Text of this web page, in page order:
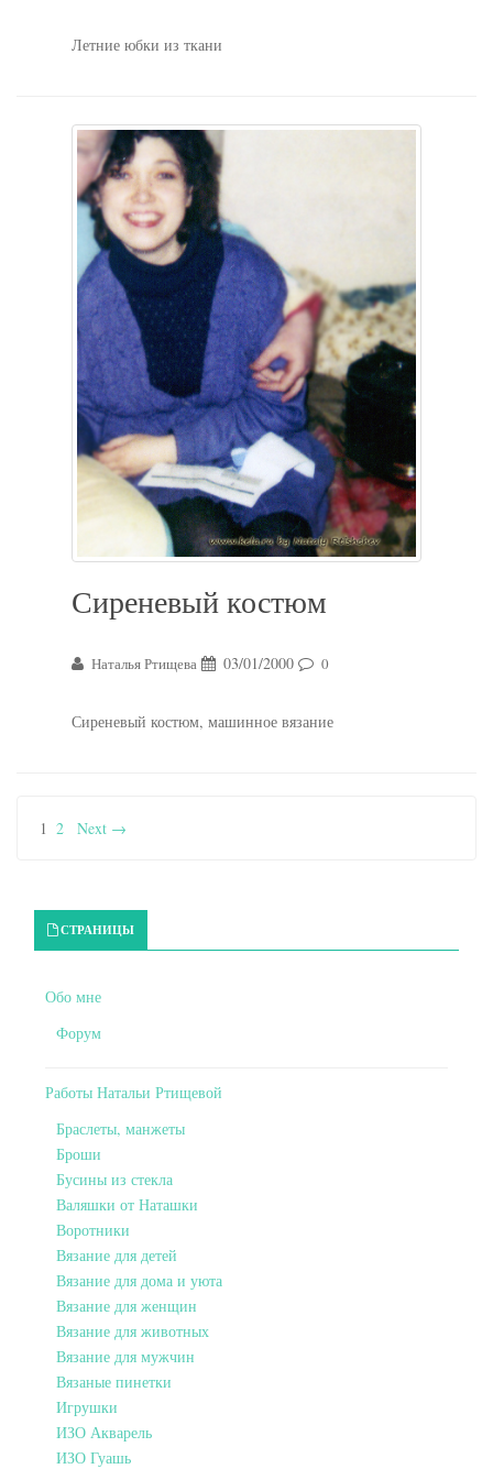
Летние юбки из ткани
Сиреневый костюм
Наталья Ртищева 03/01/2000 0
Сиреневый костюм, машинное вязание
1 2 Next →
Primary Sidebar
СТРАНИЦЫ
Обо мне
Форум
Работы Натальи Ртищевой
Браслеты, манжеты
Броши
Бусины из стекла
Валяшки от Наташки
Воротники
Вязание для детей
Вязание для дома и уюта
Вязание для женщин
Вязание для животных
Вязание для мужчин
Вязаные пинетки
Игрушки
ИЗО Акварель
ИЗО Гуашь